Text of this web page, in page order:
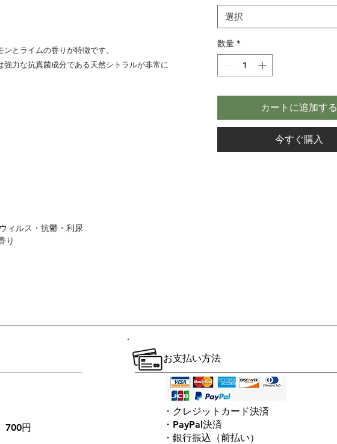
とライムの香りが特徴です。
力な抗真菌成分である天然シトラルが非常に
ス・抗鬱・利尿
り
選択
数量 *
カートに追加する
今すぐ購入
700円
お支払い方法
・クレジットカード決済
・PayPal決済
・銀行振込（前払い）